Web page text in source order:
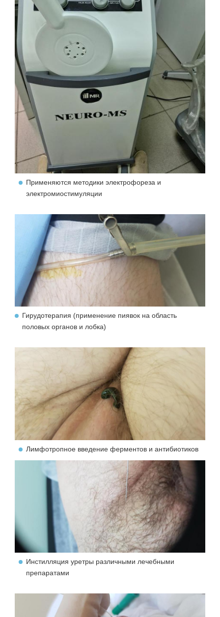
Применяются методики электрофореза и
электромиостимуляции
Гирудотерапия (применение пиявок на область
половых органов и лобка)
Лимфотропное введение ферментов и антибиотиков
Инстилляция уретры различными лечебными
препаратами